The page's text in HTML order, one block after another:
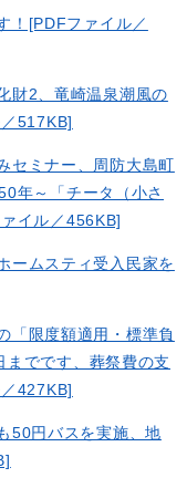
！[PDFファイル／
財2、竜崎温泉潮風の
517KB]
セミナー、周防大島町
年～「チータ（小さ
イル／456KB]
ームスティ受入民家を
「限度額適用・標準負
でです、葬祭費の支
427KB]
50円バスを実施、地